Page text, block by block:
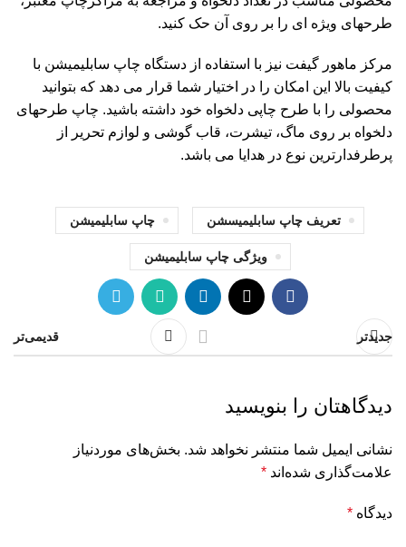
طرحهای ویژه ای را بر روی آن حک کنید.
مرکز ماهور گیفت نیز با استفاده از دستگاه چاپ سابلیمیشن با
کیفیت بالا این امکان را در اختیار شما قرار می دهد که بتوانید
محصولی را با طرح چاپی دلخواه خود داشته باشید. چاپ طرحهای
دلخواه بر روی ماگ، تیشرت، قاب گوشی و لوازم تحریر از
پرطرفدارترین نوع در هدایا می باشد.
تعریف چاپ سابلیمیسشن چاپ سابلیمیشن
ویژگی چاپ سابلیمیشن
جدیدتر قدیمی‌تر
دیدگاهتان را بنویسید
نشانی ایمیل شما منتشر نخواهد شد. بخش‌های موردنیاز
علامت‌گذاری شده‌اند *
دیدگاه *